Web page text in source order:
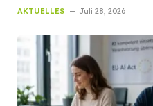
AKTUELLES Juli 28, 2026